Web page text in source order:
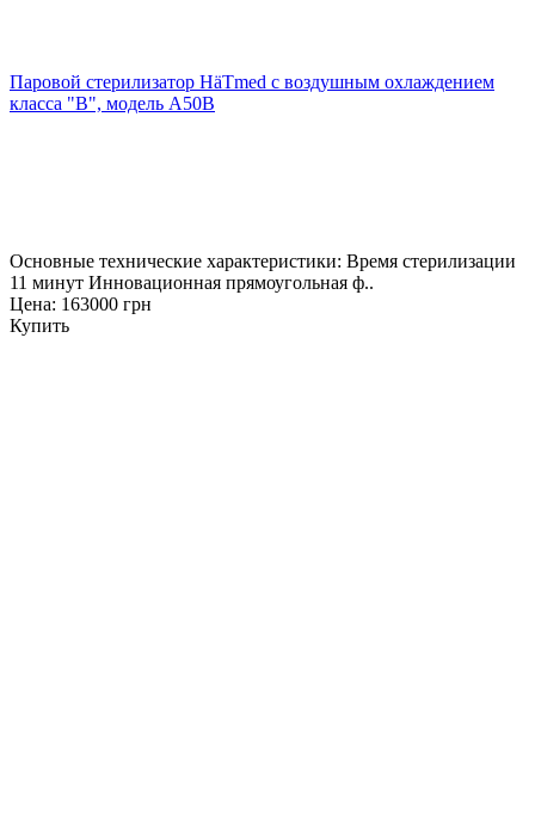
Паровой стерилизатор HäTmed с воздушным охлаждением
класса "В", модель A50B
Основные технические характеристики: Время стерилизации
11 минут Инновационная прямоугольная ф..
Цена: 163000 грн
Купить